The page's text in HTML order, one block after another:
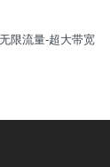
限流量-超大带宽